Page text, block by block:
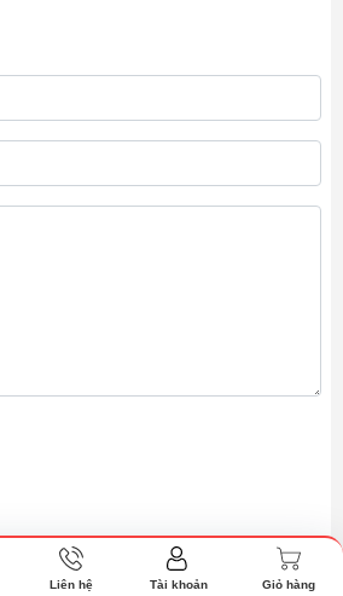
chưa có bình luận.
Liên hệ Tài khoản Giỏ hàng